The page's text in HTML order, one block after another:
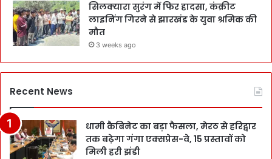
सिलक्यारा सुरंग में फिर हादसा, कंक्रीट
लाइनिंग गिरने से झारखंड के युवा श्रमिक की
मौत
3 weeks ago
Recent News
धामी कैबिनेट का बड़ा फैसला, मेरठ से हरिद्वार
तक बढ़ेगा गंगा एक्सप्रेस-वे, 15 प्रस्तावों को
मिली हरी झंडी